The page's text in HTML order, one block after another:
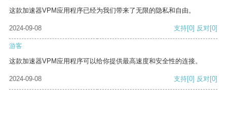
这款加速器VPM应用程序已经为我们带来了无限的隐私和自由。
2024-09-08 支持[0] 反对[0]
游客
这款加速器VPM应用程序可以给你提供最高速度和安全性的连接。
2024-09-08 支持[0] 反对[0]